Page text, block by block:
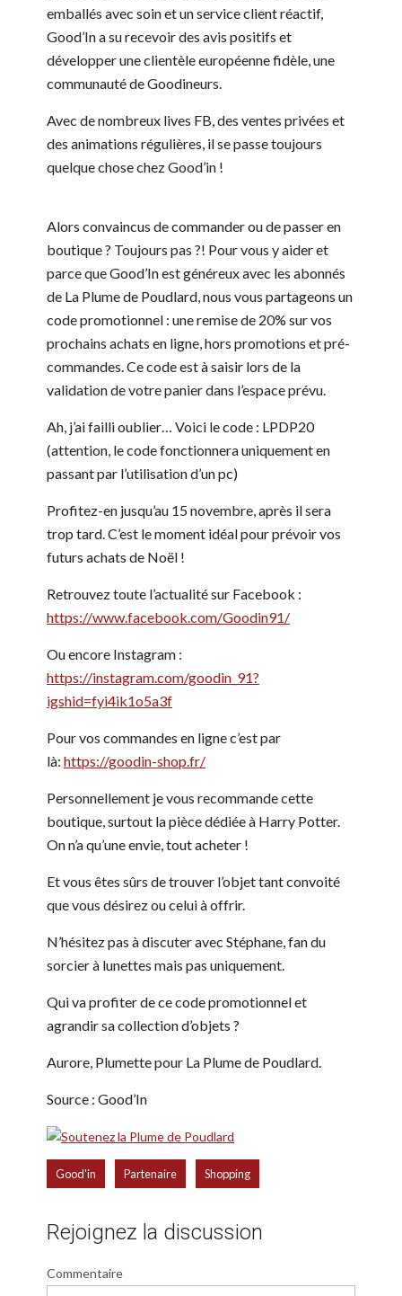
emballés avec soin et un service client réactif,
Good’In a su recevoir des avis positifs et
développer une clientèle européenne fidèle, une
communauté de Goodineurs.
Avec de nombreux lives FB, des ventes privées et
des animations régulières, il se passe toujours
quelque chose chez Good’in !
Alors convaincus de commander ou de passer en
boutique ? Toujours pas ?! Pour vous y aider et
parce que Good’In est généreux avec les abonnés
de La Plume de Poudlard, nous vous partageons un
code promotionnel : une remise de 20% sur vos
prochains achats en ligne, hors promotions et pré-
commandes. Ce code est à saisir lors de la
validation de votre panier dans l’espace prévu.
Ah, j’ai failli oublier… Voici le code : LPDP20
(attention, le code fonctionnera uniquement en
passant par l’utilisation d’un pc)
Profitez-en jusqu’au 15 novembre, après il sera
trop tard. C’est le moment idéal pour prévoir vos
futurs achats de Noël !
Retrouvez toute l’actualité sur Facebook :
https://www.facebook.com/Goodin91/
Ou encore Instagram :
https://instagram.com/goodin_91?
igshid=fyi4ik1o5a3f
Pour vos commandes en ligne c’est par
là: https://goodin-shop.fr/
Personnellement je vous recommande cette
boutique, surtout la pièce dédiée à Harry Potter.
On n’a qu’une envie, tout acheter !
Et vous êtes sûrs de trouver l’objet tant convoité
que vous désirez ou celui à offrir.
N’hésitez pas à discuter avec Stéphane, fan du
sorcier à lunettes mais pas uniquement.
Qui va profiter de ce code promotionnel et
agrandir sa collection d’objets ?
Aurore, Plumette pour La Plume de Poudlard.
Source : Good’In
Good'in Partenaire Shopping
Rejoignez la discussion
Commentaire